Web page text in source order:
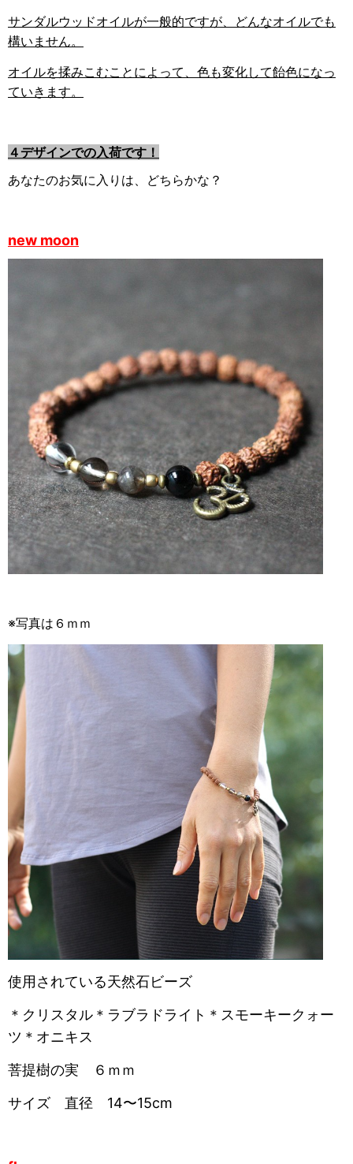
サンダルウッドオイルが一般的ですが、どんなオイルでも
構いません。
オイルを揉みこむことによって、色も変化して飴色になっ
ていきます。
４デザインでの入荷です！
あなたのお気に入りは、どちらかな？
new moon
※写真は６ｍｍ
使用されている天然石ビーズ
＊クリスタル＊ラブラドライト＊スモーキークォー
ツ＊オニキス
菩提樹の実 ６ｍｍ
サイズ 直径 14〜15cm